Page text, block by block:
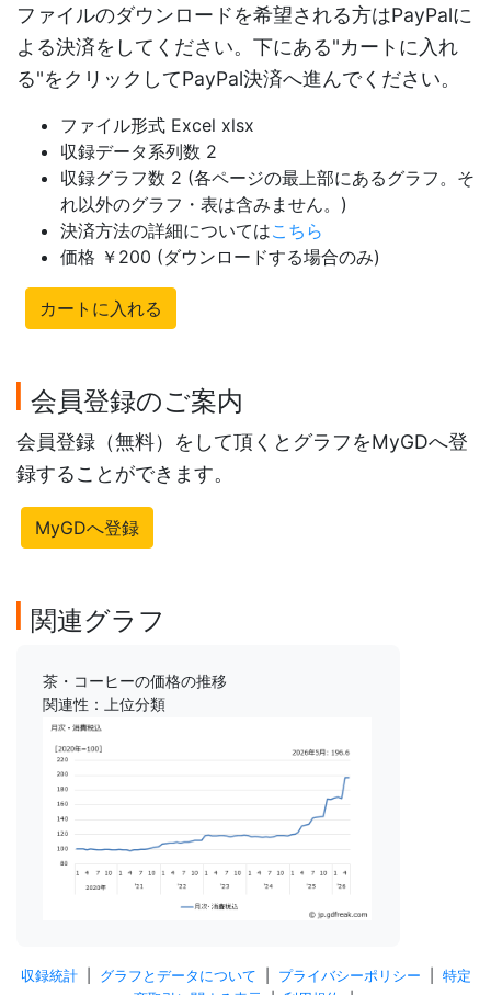
ファイルのダウンロードを希望される方はPayPalに
よる決済をしてください。下にある"カートに入れ
る"をクリックしてPayPal決済へ進んでください。
ファイル形式 Excel xlsx
収録データ系列数 2
収録グラフ数 2 (各ページの最上部にあるグラフ。そ
れ以外のグラフ・表は含みません。)
決済方法の詳細についてはこちら
価格 ￥200 (ダウンロードする場合のみ)
カートに入れる
会員登録のご案内
会員登録（無料）をして頂くとグラフをMyGDへ登
録することができます。
MyGDへ登録
関連グラフ
茶・コーヒーの価格の推移
関連性：上位分類
収録統計| グラフとデータについて プライバシーポリシー
特定